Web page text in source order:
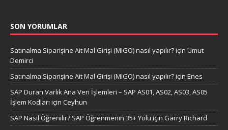
SON YORUMLAR
Satınalma Siparişine Ait Mal Girişi (MIGO) nasıl yapılır?için Umut
Demirci
Satınalma Siparişine Ait Mal Girişi (MIGO) nasıl yapılır?için Enes
SAP Duran Varlık Ana Veri İşlemleri – SAP AS01, AS02, AS03, AS05
İşlem Kodları için Ceyhun
SAP Nasıl Öğrenilir? SAP Öğrenmenin 35+ Yolu için Garry Richard